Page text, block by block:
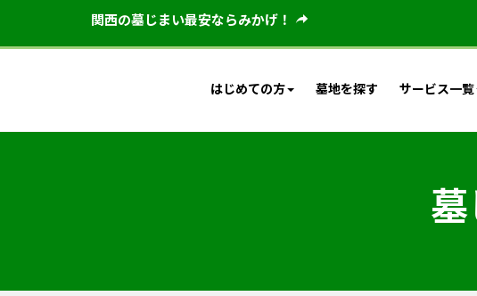
関西の墓じまい最安ならみかげ！
はじめての方 墓地を探す サービス一覧
墓